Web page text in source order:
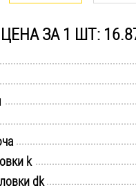
кольца
ЦЕНА ЗА 1 ШТ:
k
dk